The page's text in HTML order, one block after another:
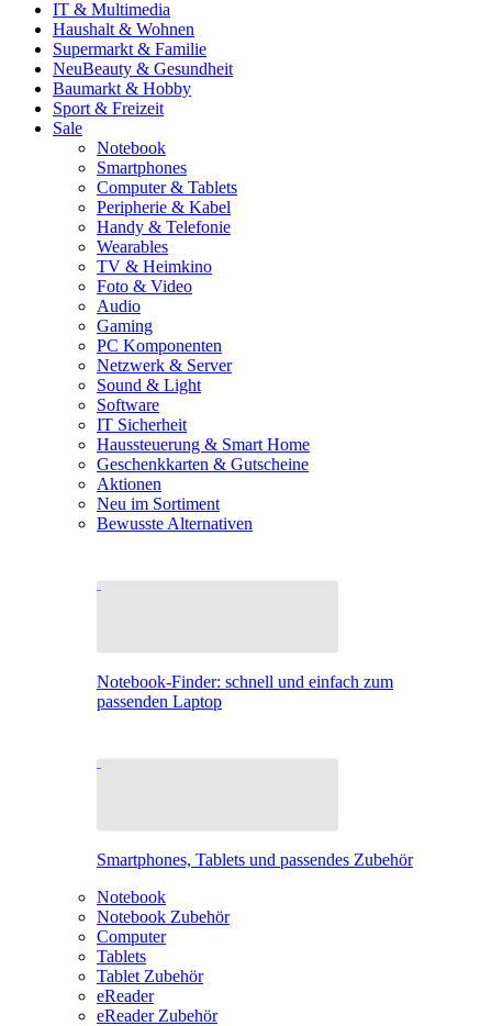
IT & Multimedia
Haushalt & Wohnen
Supermarkt & Familie
NeuBeauty & Gesundheit
Baumarkt & Hobby
Sport & Freizeit
Sale
Notebook
Smartphones
Computer & Tablets
Peripherie & Kabel
Handy & Telefonie
Wearables
TV & Heimkino
Foto & Video
Audio
Gaming
PC Komponenten
Netzwerk & Server
Sound & Light
Software
IT Sicherheit
Haussteuerung & Smart Home
Geschenkkarten & Gutscheine
Aktionen
Neu im Sortiment
Bewusste Alternativen
Notebook-Finder: schnell und einfach zum
passenden Laptop
Smartphones, Tablets und passendes Zubehör
Notebook
Notebook Zubehör
Computer
Tablets
Tablet Zubehör
eReader
eReader Zubehör